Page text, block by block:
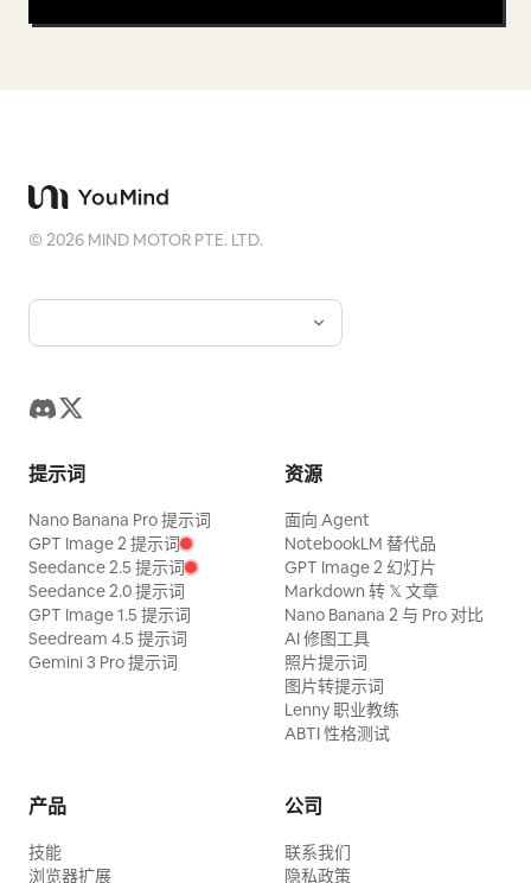
©2026 MIND MOTOR PTE. LTD.
提示词
Nano Banana Pro 提示词
GPT Image 2 提示词
Seedance 2.5 提示词
Seedance 2.0 提示词
GPT Image 1.5 提示词
Seedream 4.5 提示词
Gemini 3 Pro 提示词
资源
面向 Agent
NotebookLM 替代品
GPT Image 2 幻灯片
Markdown 转 𝕏 文章
Nano Banana 2 与 Pro 对比
AI 修图工具
照片提示词
图片转提示词
Lenny 职业教练
ABTI 性格测试
产品
技能
浏览器扩展
公司
联系我们
隐私政策